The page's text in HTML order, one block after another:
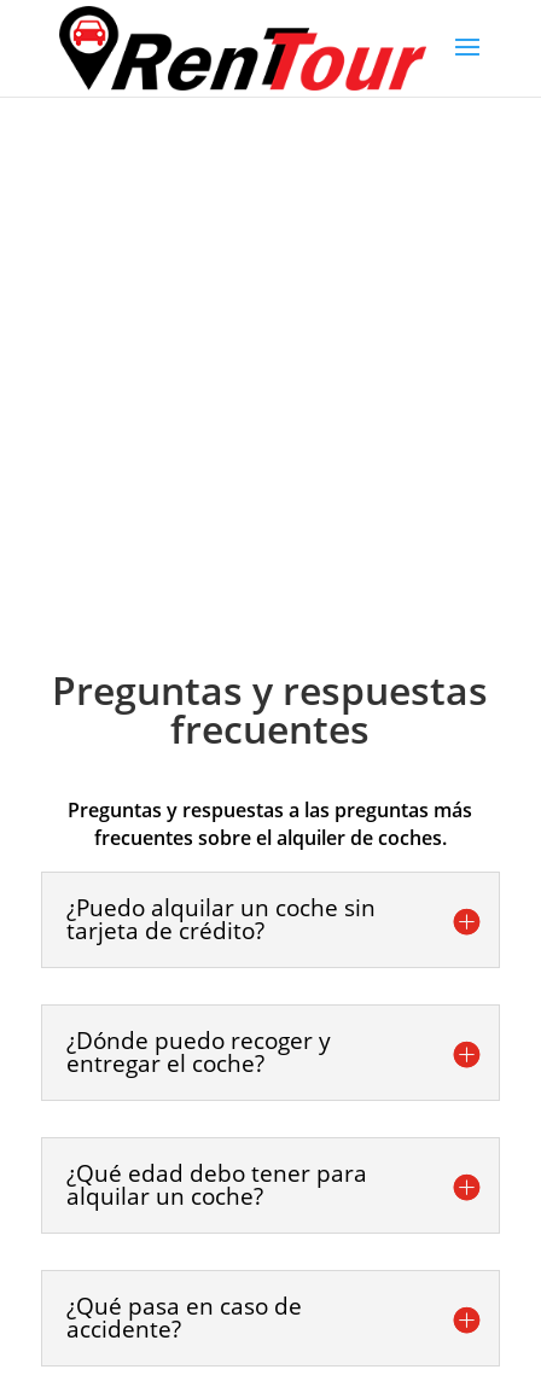
Preguntas y respuestas
frecuentes
Preguntas y respuestas a las preguntas más
frecuentes sobre el alquiler de coches.
¿Puedo alquilar un coche sin
tarjeta de crédito?
¿Dónde puedo recoger y
entregar el coche?
¿Qué edad debo tener para
alquilar un coche?
¿Qué pasa en caso de
accidente?